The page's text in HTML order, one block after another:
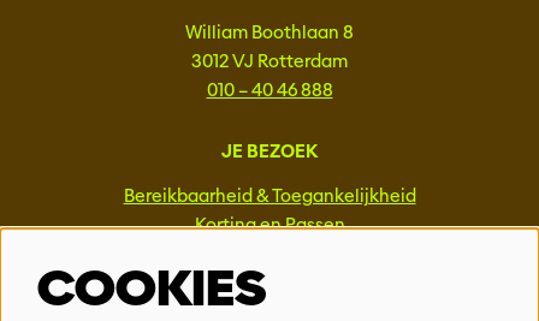
William Boothlaan 8
3012 VJ Rotterdam
010 – 40 46 888
JE BEZOEK
Bereikbaarheid & Toegankelijkheid
Korting en Passen
Algemene voorwaarden
COOKIES